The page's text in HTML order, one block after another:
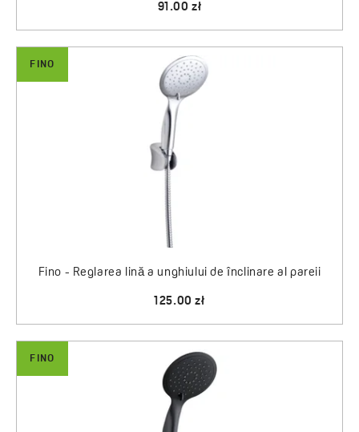
91.00 zł
FINO
Fino - Reglarea lină a unghiului de înclinare al pareii
125.00 zł
FINO